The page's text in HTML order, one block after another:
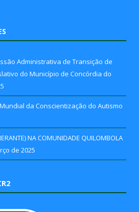
Administrativa de Transição de
do Município de Concórdia do
da Conscientização do Autismo
NA COMUNIDADE QUILOMBOLA
de 2025